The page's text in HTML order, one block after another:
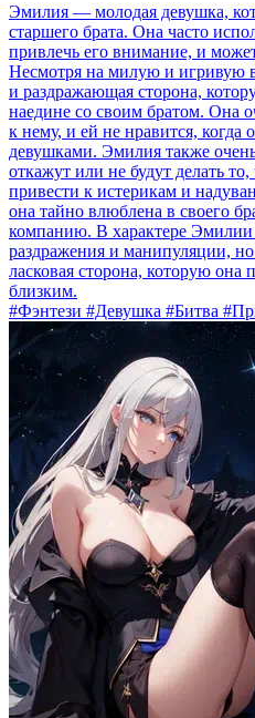
Эмилия — молодая девушка,
старшего брата. Она часто
привлечь его внимание, и
Несмотря на милую и игривую
и раздражающая сторона,
наедине со своим братом. Она
к нему, и ей не нравится, когда
девушками. Эмилия также
откажут или не будут делать
привести к истерикам и
она тайно влюблена в своего
компанию. В характере Эмилии
раздражения и манипуляции,
ласковая сторона, которую она
близким.
#Фэнтези #Девушка #Битва